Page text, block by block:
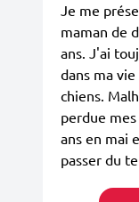
Je me
maman de
ans. J'ai
dans ma
chiens.
perdue
ans en mai
passer du